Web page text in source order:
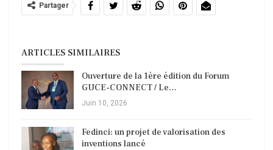
Partager
ARTICLES SIMILAIRES
Ouverture de la 1ère édition du Forum
GUCE-CONNECT / Le…
Juin 10, 2026
Fedinci: un projet de valorisation des
inventions lancé